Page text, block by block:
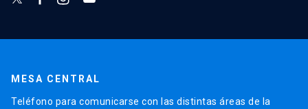
MESA CENTRAL
Teléfono para comunicarse con las distintas áreas de la